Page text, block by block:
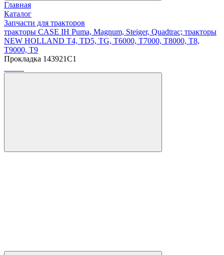
Главная
Каталог
Запчасти для тракторов
тракторы CASE IH Puma, Magnum, Steiger, Quadtrac; тракторы
NEW HOLLAND T4, TD5, TG, T6000, T7000, T8000, T8,
T9000, T9
Прокладка 143921C1